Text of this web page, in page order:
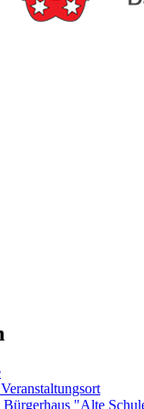
Bürgerhaus "Alte